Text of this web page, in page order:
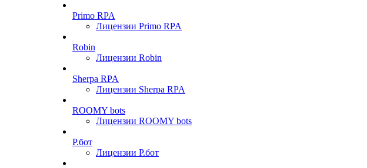
Primo RPA
Лицензии Primo RPA
Robin
Лицензии Robin
Sherpa RPA
Лицензии Sherpa RPA
ROOMY bots
Лицензии ROOMY bots
Р.бот
Лицензии Р.бот